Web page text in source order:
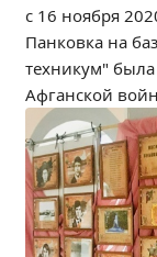
АБИТУРИЕНТУ
Опрос по
Новости
Информация
Независимая
Обращения
с 16 ноября
Панковка на
техникум"
Афганской